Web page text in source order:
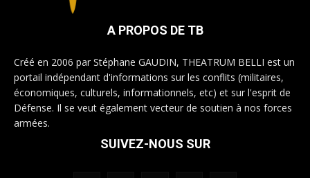
A PROPOS DE TB
Créé en 2006 par Stéphane GAUDIN, THEATRUM BELLI est un
portail indépendant d'informations sur les conflits (militaires,
économiques, culturels, informationnels, etc) et sur l'esprit de
Défense. Il se veut également vecteur de soutien à nos forces
armées.
SUIVEZ-NOUS SUR